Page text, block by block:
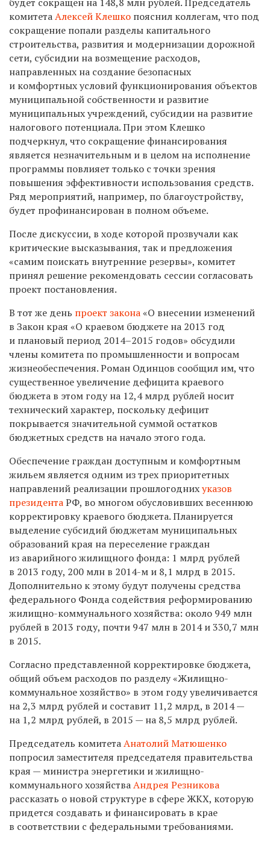
комитетаАлексей Клешко пояснил коллегам, что под
сокращение попали разделы капитального
строительства, развития и модернизации дорожной
сети, субсидии на возмещение расходов,
направленных на создание безопасных
и комфортных условий функционирования объектов
муниципальной собственности и развитие
муниципальных учреждений, субсидии на развитие
налогового потенциала. При этом Клешко
подчеркнул, что сокращение финансирования
является незначительным и в целом на исполнение
программы повлияет только с точки зрения
повышения эффективности использования средств.
Ряд мероприятий, например, по благоустройству,
будет профинансирован в полном объеме.
После дискуссии, в ходе которой прозвучали как
критические высказывания, так и предложения
«самим поискать внутренние резервы», комитет
принял решение рекомендовать сессии согласовать
проект постановления.
В тот же день проект закона«О внесении изменений
в Закон края «О краевом бюджете на 2013 год
и плановый период 2014–2015 годов» обсудили
члены комитета по промышленности и вопросам
жизнеобеспечения. Роман Одинцов сообщил им, что
существенное увеличение дефицита краевого
бюджета в этом году на 12,4 млрд рублей носит
технический характер, поскольку дефицит
покрывается значительной суммой остатков
бюджетных средств на начало этого года.
Обеспечение граждан доступным и комфортным
жильем является одним из трех приоритетных
направлений реализации прошлогоднихуказов
президентаРФ, во многом обусловивших весеннюю
корректировку краевого бюджета. Планируется
выделение субсидий бюджетам муниципальных
образований края на переселение граждан
из аварийного жилищного фонда: 1 млрд рублей
в 2013 году, 200 млн в 2014-м и 8,1 млрд в 2015.
Дополнительно к этому будут получены средства
федерального Фонда содействия реформированию
жилищно-коммунального хозяйства: около 949 млн
рублей в 2013 году, почти 947 млн в 2014 и 330,7 млн
в 2015.
Согласно представленной корректировке бюджета,
общий объем расходов по разделу «Жилищно-
коммунальное хозяйство» в этом году увеличивается
на 2,3 млрд рублей и составит 11,2 млрд, в 2014 —
на 1,2 млрд рублей, в 2015 — на 8,5 млрд рублей.
Председатель комитетаАнатолий Матюшенко
попросил заместителя председателя правительства
края — министра энергетики и жилищно-
коммунального хозяйстваАндрея Резникова
рассказать о новой структуре в сфере ЖКХ, которую
придется создавать и финансировать в крае
в соответствии с федеральными требованиями.